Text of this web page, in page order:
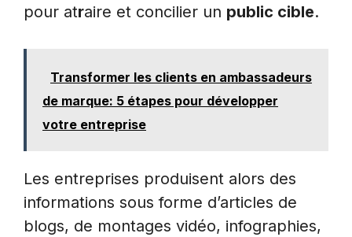
pour atraire et concilier un public cible.
Transformer les clients en ambassadeurs
de marque: 5 étapes pour développer
votre entreprise
Les entreprises produisent alors des
informations sous forme d’articles de
blogs, de montages vidéo, infographies,